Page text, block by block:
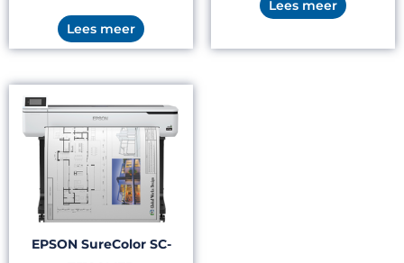
Lees meer
Lees meer
EPSON SureColor SC-